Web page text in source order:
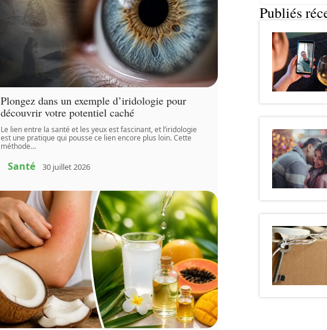
Plongez dans un exemple d’iridologie pour
découvrir votre potentiel caché
Le lien entre la santé et les yeux est fascinant, et l’iridologie
est une pratique qui pousse ce lien encore plus loin. Cette
méthode…
Santé 30 juillet 2026
Publiés